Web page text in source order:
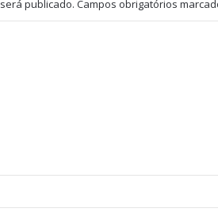
publicado. Campos obrigatórios